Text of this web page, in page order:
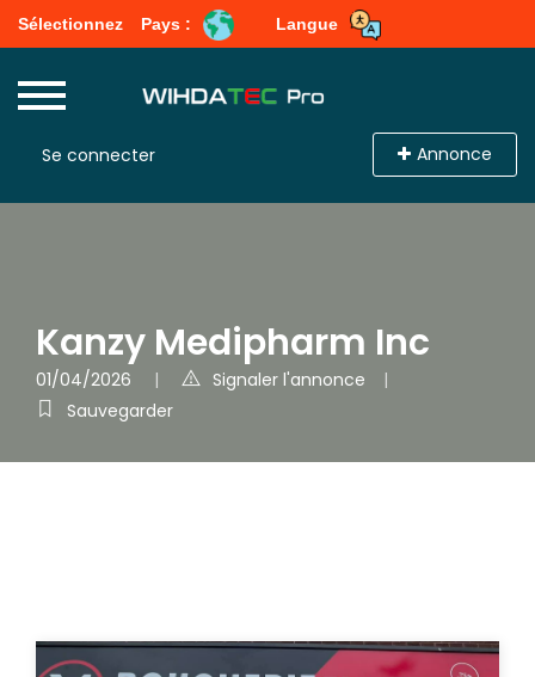
Sélectionnez Pays : Langue
Se connecter Annonce
Kanzy Medipharm Inc
01/04/2026
Signaler l'annonce
Sauvegarder